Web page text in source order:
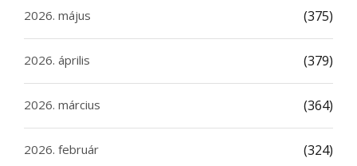
2026. május (375)
2026. április (379)
2026. március (364)
2026. február (324)